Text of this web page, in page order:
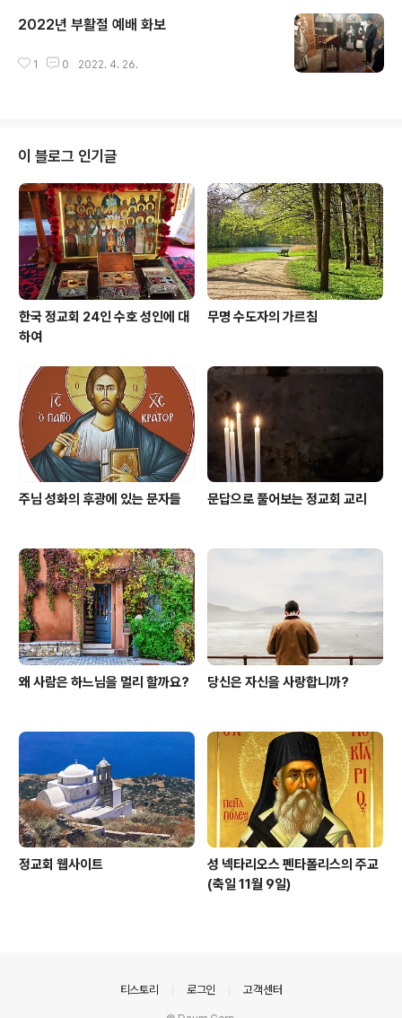
에 안고 하늘로 떠나셨습니다. 젊은 시절부터 마지막 숨을
일에 헌신하신 분께서, 주님의 포도밭에서 지치지 않고 씩
2022년 부활절 예배 화보
1 0 2022. 4. 26.
이 블로그 인기글
한국 정교회 24인 수호 성인에 대
하여
무명 수도자의 가르침
주님 성화의 후광에 있는 문자들 문답으로 풀어보는 정교회 교리
왜 사람은 하느님을 멀리 할까요? 당신은 자신을 사랑합니까?
정교회 웹사이트
성 넥타리오스 펜타폴리스의 주교
(축일 11월 9일)
티스토리 로그인 고객센터